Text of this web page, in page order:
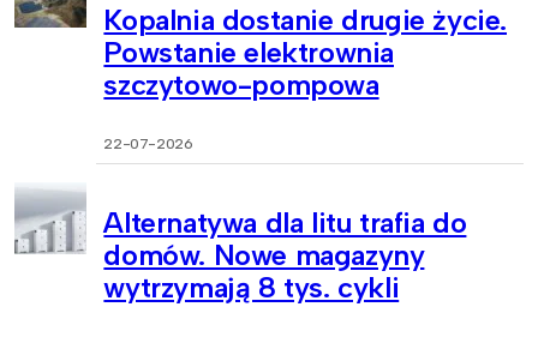
Kopalnia dostanie drugie życie.
Powstanie elektrownia
szczytowo-pompowa
22-07-2026
Alternatywa dla litu trafia do
domów. Nowe magazyny
wytrzymają 8 tys. cykli